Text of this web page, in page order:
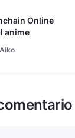
Online
anime
Aiko